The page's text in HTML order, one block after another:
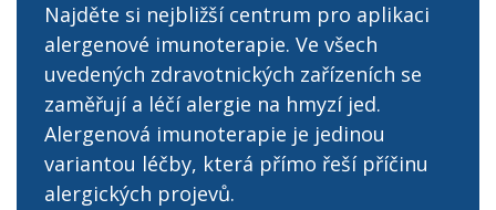
Najděte si nejbližší centrum pro aplikaci
alergenové imunoterapie. Ve všech
uvedených zdravotnických zařízeních se
zaměřují a léčí alergie na hmyzí jed.
Alergenová imunoterapie je jedinou
variantou léčby, která přímo řeší příčinu
alergických projevů.